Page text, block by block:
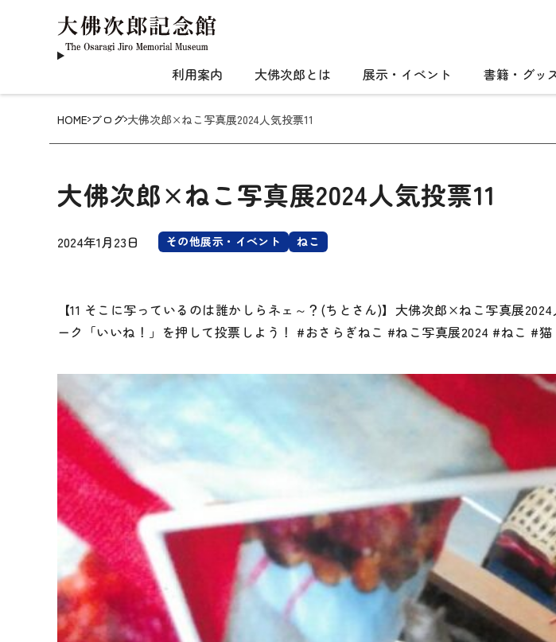
利用案内 大佛次郎とは 展示・イベント 書籍・グッ
HOME ブログ 大佛次郎×ねこ写真展2024人気投票11
大佛次郎×ねこ写真展2024人気投票11
2024年1月23日 その他展示・イベント ねこ
【11 そこに写っているのは誰かしらネェ～？(ちとさん)】大佛次郎×ねこ写真展
ーク「いいね！」を押して投票しよう！ #おさらぎねこ #ねこ写真展2024 #ねこ #